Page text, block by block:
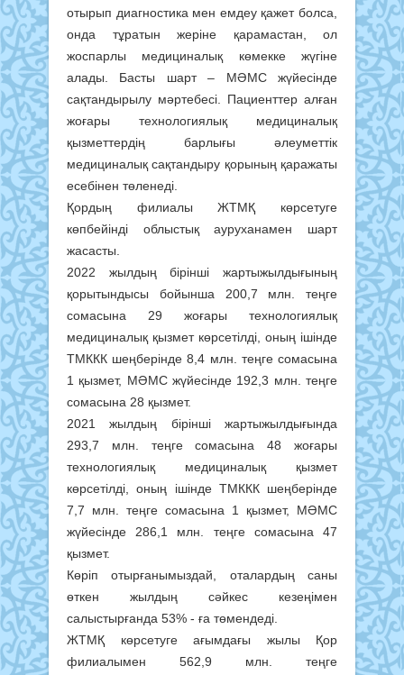
отырып диагностика мен емдеу қажет болса,
онда тұратын жеріне қарамастан, ол
жоспарлы медициналық көмекке жүгіне
алады. Басты шарт – МӘМС жүйесінде
сақтандырылу мәртебесі. Пациенттер алған
жоғары технологиялық медициналық
қызметтердің барлығы әлеуметтік
медициналық сақтандыру қорының қаражаты
есебінен төленеді.
Қордың филиалы ЖТМҚ көрсетуге
көпбейінді облыстық ауруханамен шарт
жасасты.
2022 жылдың бірінші жартыжылдығының
қорытындысы бойынша 200,7 млн. теңге
сомасына 29 жоғары технологиялық
медициналық қызмет көрсетілді, оның ішінде
ТМККК шеңберінде 8,4 млн. теңге сомасына
1 қызмет, МӘМС жүйесінде 192,3 млн. теңге
сомасына 28 қызмет.
2021 жылдың бірінші жартыжылдығында
293,7 млн. теңге сомасына 48 жоғары
технологиялық медициналық қызмет
көрсетілді, оның ішінде ТМККК шеңберінде
7,7 млн. теңге сомасына 1 қызмет, МӘМС
жүйесінде 286,1 млн. теңге сомасына 47
қызмет.
Көріп отырғанымыздай, оталардың саны
өткен жылдың сәйкес кезеңімен
салыстырғанда 53% - ға төмендеді.
ЖТМҚ көрсетуге ағымдағы жылы Қор
филиалымен 562,9 млн. теңге